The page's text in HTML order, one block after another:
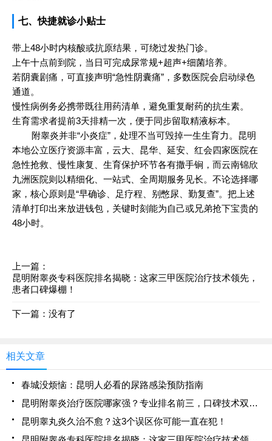
七、快捷就诊小贴士
带上48小时内核酸或抗原结果，可绕过发热门诊。
上午十点前到院，当日可完成尿常规+超声+细菌培养。
若阴囊剧痛，可直接声明“急性阴囊痛”，多数医院会启动绿色
通道。
慢性病例务必携带既往用药清单，避免重复耐药的抗生素。
生育需求者提前3天排精一次，便于同步留取精液标本。
附睾炎并非“小炎症”，处理不当可毁掉一生生育力。昆明
本地公立医疗资源丰富，云大、昆华、延安、红会四家医院在
急性抢救、慢性康复、生育保护环节各有撒手锏，而云南锦欣
九洲医院则以精细化、一站式、全周期服务见长。不论选择哪
家，核心原则是“早确诊、足疗程、别憋尿、勤复查”。把上述
清单打印出来放进钱包，关键时刻能为自己或兄弟抢下宝贵的
48小时。
上一篇：
昆明附睾炎专科医院排名揭晓：这家三甲医院治疗技术领先，
患者口碑爆棚！
下一篇：没有了
相关文章
春城没烦恼：昆明人必看的尿路感染预防指南
昆明附睾炎治疗医院哪家强？专业排名前三，口碑技术双优推荐！
昆明睾丸炎久治不愈？这3个误区你可能一直在犯！